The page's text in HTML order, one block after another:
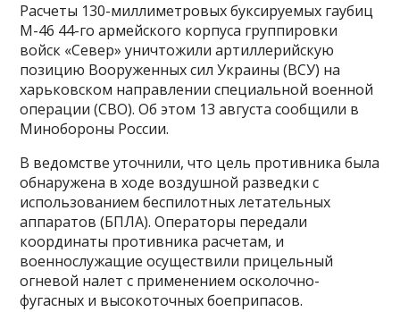
Расчеты 130-миллиметровых буксируемых гаубиц
М-46 44-го армейского корпуса группировки
войск «Север» уничтожили артиллерийскую
позицию Вооруженных сил Украины (ВСУ) на
харьковском направлении специальной военной
операции (СВО). Об этом 13 августа сообщили в
Минобороны России.
В ведомстве уточнили, что цель противника была
обнаружена в ходе воздушной разведки с
использованием беспилотных летательных
аппаратов (БПЛА). Операторы передали
координаты противника расчетам, и
военнослужащие осуществили прицельный
огневой налет с применением осколочно-
фугасных и высокоточных боеприпасов.